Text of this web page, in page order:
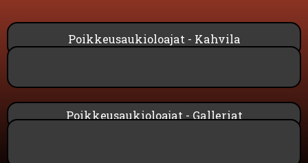
Poikkeusaukioloajat - Kahvila
Poikkeusaukioloajat - Galleriat